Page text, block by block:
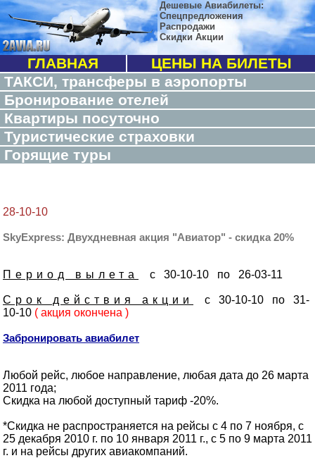
Дешевые Авиабилеты:
Спецпредложения
Распродажи
Скидки Акции
ГЛАВНАЯ
ЦЕНЫ НА БИЛЕТЫ
ТАКСИ, трансферы в аэропорты
Бронирование отелей
Квартиры посуточно
Туристические страховки
Горящие туры
28-10-10
SkyExpress: Двухдневная акция "Авиатор" - скидка 20%
Период вылета с 30-10-10 по 26-03-11
Срок действия акции
с 30-10-10 по 31-
10-10 ( акция окончена )
Забронировать авиабилет
Любой рейс, любое направление, любая дата до 26 марта
2011 года;
Скидка на любой доступный тариф -20%.
*Скидка не распространяется на рейсы с 4 по 7 ноября, с
25 декабря 2010 г. по 10 января 2011 г., с 5 по 9 марта 2011
г. и на рейсы других авиакомпаний.